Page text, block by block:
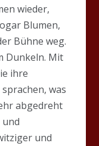
wieder,
Blumen,
Bühne weg.
Dunkeln. Mit
ihre
was
abgedreht
und
und